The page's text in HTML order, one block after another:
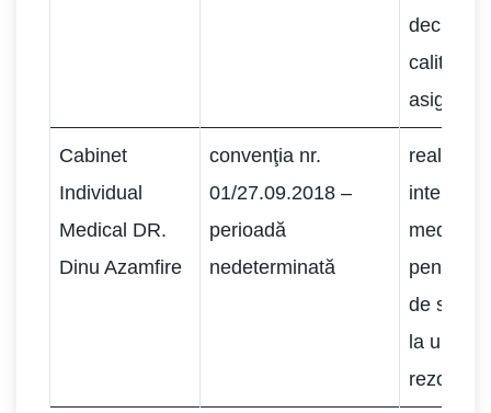
decurg
calitatea
asigurat
Cabinet
Individual
Medical DR.
Dinu Azamfire
convenţia nr.
01/27.09.2018 –
perioadă
nedeterminată
pentru
de
la un preţ